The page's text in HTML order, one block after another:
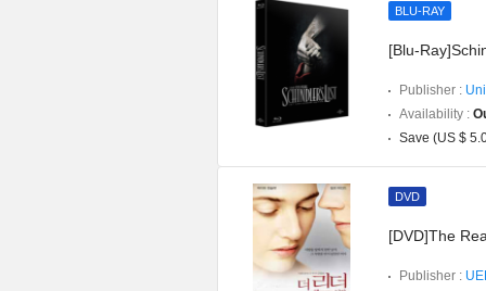
BLU-RAY
[Blu-
Publisher :
Availability :
Save (US $
DVD
[DVD]The
Publisher :